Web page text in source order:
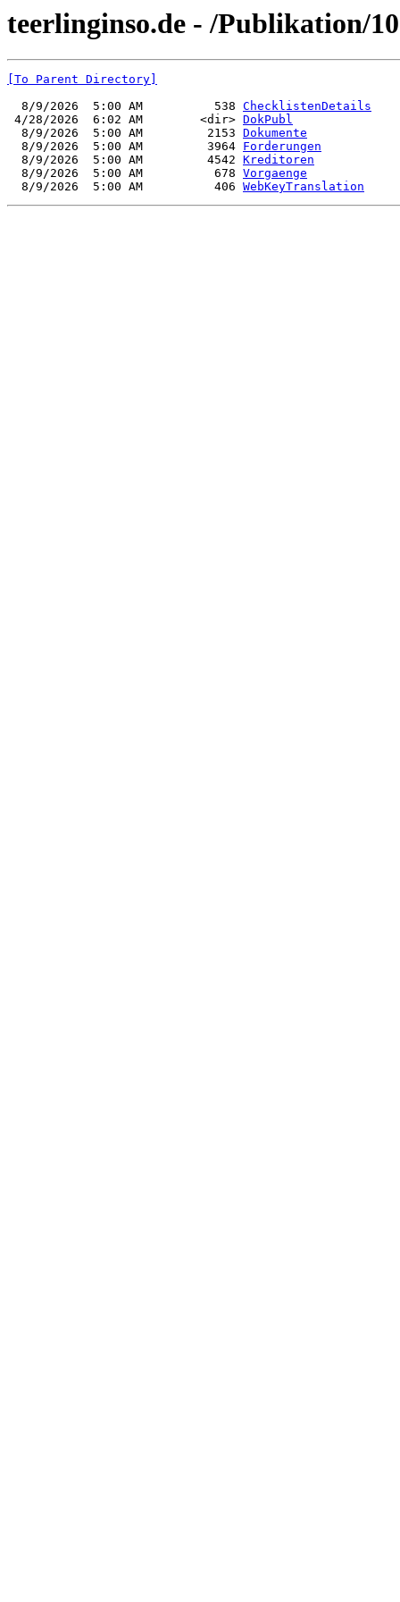
teerlinginso.de - /Publikation/
[To Parent Directory]
  8/9/2026  5:00 AM          538
ChecklistenDetails
4/28/2026  6:02 AM        <dir> DokPubl
  8/9/2026  5:00 AM         2153
Dokumente
  8/9/2026  5:00 AM         3964
Forderungen
  8/9/2026  5:00 AM         4542
Kreditoren
  8/9/2026  5:00 AM          678
Vorgaenge
  8/9/2026  5:00 AM          406
WebKeyTranslation